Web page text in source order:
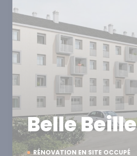
RÉNOVATION EN SITE OCCUPÉ
Belle Beille